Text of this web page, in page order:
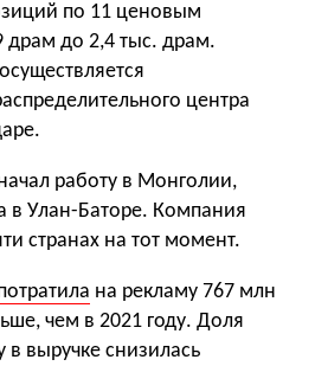
по 11 ценовым
драм до 2,4 тыс. драм.
центра
работу в Монголии,
в Улан-Баторе. Компания
странах на тот момент.
на рекламу 767 млн
чем в 2021 году. Доля
в выручке снизилась